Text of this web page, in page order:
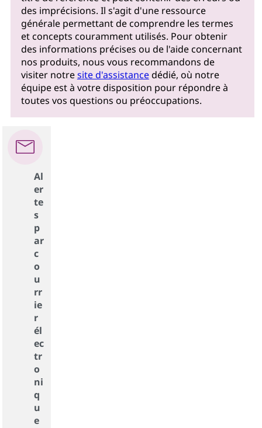
des imprécisions. Il s'agit d'une ressource
générale permettant de comprendre les termes
et concepts couramment utilisés. Pour obtenir
des informations précises ou de l'aide concernant
nos produits, nous vous recommandons de
visiter notresite d'assistancedédié, où notre
équipe est à votre disposition pour répondre à
toutes vos questions ou préoccupations.
Al
er
te
s
p
ar
c
o
u
rr
ie
r
él
ec
tr
o
ni
q
u
e